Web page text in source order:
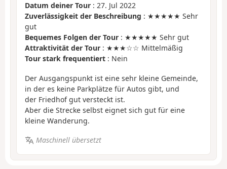
Datum deiner Tour : 27. Jul 2022
Zuverlässigkeit der Beschreibung : ★★★★★ Sehr
gut
Bequemes Folgen der Tour : ★★★★★ Sehr gut
Attraktivität der Tour : ★★★☆☆ Mittelmäßig
Tour stark frequentiert : Nein
Der Ausgangspunkt ist eine sehr kleine Gemeinde,
in der es keine Parkplätze für Autos gibt, und
der Friedhof gut versteckt ist.
Aber die Strecke selbst eignet sich gut für eine
kleine Wanderung.
Maschinell übersetzt